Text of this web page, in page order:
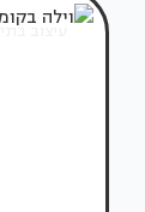
עיצוב בתים